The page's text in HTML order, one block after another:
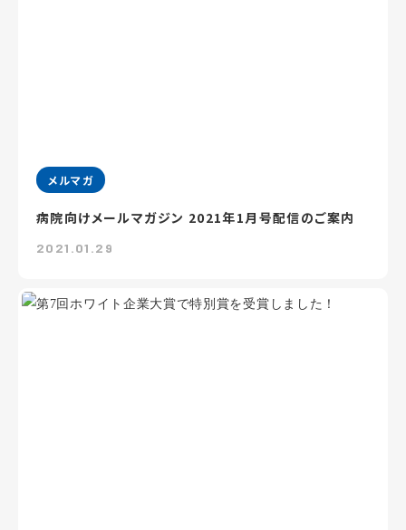
メルマガ
病院向けメールマガジン 2021年1月号配信のご案内
2021.01.29